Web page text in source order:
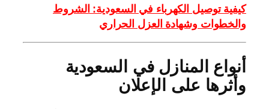
كيفية توصيل الكهرباء في السعودية: الشروط
والخطوات وشهادة العزل الحراري
أنواع المنازل في السعودية
وأثرها على الإعلان